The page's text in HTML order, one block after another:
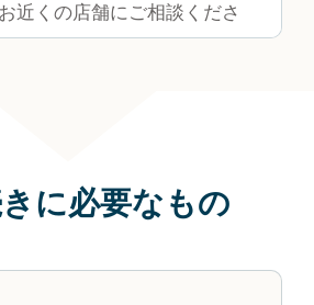
近くの店舗にご相談くださ
開設する口座は通帳を発行
に必要なもの